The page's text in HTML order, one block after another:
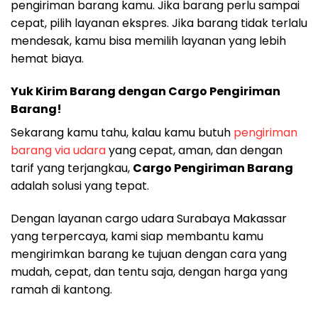
pengiriman barang kamu. Jika barang perlu sampai
cepat, pilih layanan ekspres. Jika barang tidak terlalu
mendesak, kamu bisa memilih layanan yang lebih
hemat biaya.
Yuk Kirim Barang dengan Cargo Pengiriman
Barang!
Sekarang kamu tahu, kalau kamu butuh pengiriman
barang via udarayang cepat, aman, dan dengan
tarif yang terjangkau, Cargo Pengiriman Barang
adalah solusi yang tepat.
Dengan layanan cargo udara Surabaya Makassar
yang terpercaya, kami siap membantu kamu
mengirimkan barang ke tujuan dengan cara yang
mudah, cepat, dan tentu saja, dengan harga yang
ramah di kantong.